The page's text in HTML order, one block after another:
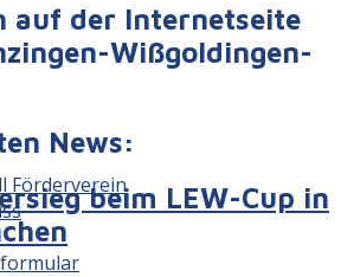
Förderverein
auf der Internetseite
Wißgoldingen-
News:
beim LEW-Cup in